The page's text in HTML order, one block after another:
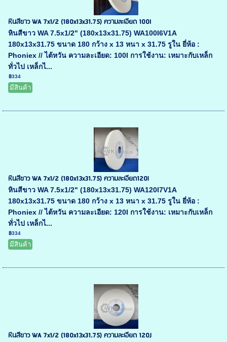
หินสีขาว WA 7x1/2 (180x13x31.75) ความละเอียด 100I
หินสีขาว WA 7.5x1/2" (180x13x31.75) WA100I6V1A
180x13x31.75 ขนาด 180 กว้าง x 13 หนา x 31.75 รูใน ยี่ห้อ :
Phoniex // ไต้หวัน ความละเอียด: 100I การใช้งาน: เหมาะกับเหล็ก
ทั่วไป เหล็กไ...
฿334
มีสินค้า
หินสีขาว WA 7x1/2 (180x13x31.75) ความละเอียด120l
หินสีขาว WA 7.5x1/2" (180x13x31.75) WA120I7V1A
180x13x31.75 ขนาด 180 กว้าง x 13 หนา x 31.75 รูใน ยี่ห้อ :
Phoniex // ไต้หวัน ความละเอียด: 120I การใช้งาน: เหมาะกับเหล็ก
ทั่วไป เหล็กไ...
฿334
มีสินค้า
หินสีขาว WA 7x1/2 (180x13x31.75) ความละเอียด 120J